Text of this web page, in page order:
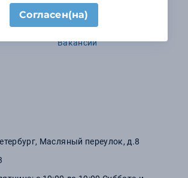
Варианты нанесения
Требования к макетам
Вакансии
, Масляный переулок, д.8
Согласен(на)